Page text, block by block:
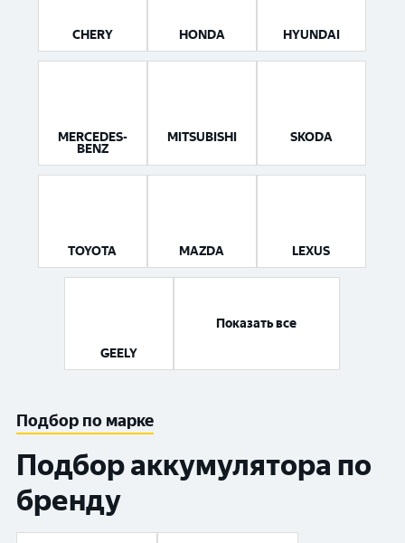
CHERY HONDA HYUNDAI
MERCEDES-
BENZ
MITSUBISHI SKODA
TOYOTA MAZDA LEXUS
GEELY
Показать все
Подбор по марке
Подбор аккумулятора по
бренду